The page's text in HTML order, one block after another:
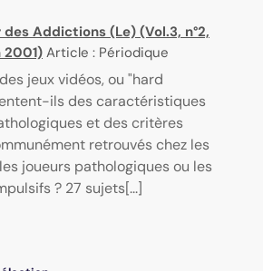
Addictions (Le) (Vol.3, n°2,
Article : Périodique
jeux vidéos, ou "hard
ils des caractéristiques
et des critères
retrouvés chez les
joueurs pathologiques ou les
? 27 sujets[...]